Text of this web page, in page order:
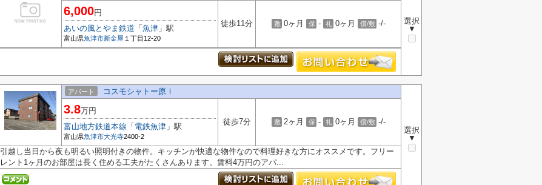
選択
▼
6,000円
あいの風とやま鉄道 「 魚津 」駅
富山県魚津市新金屋 １丁目12-20
徒歩11分 敷 0ヶ月 保 - 礼 0ヶ月 償/敷 -/-
アパート コスモシャトー原Ⅰ
選択
▼
3.8万円
富山地方鉄道本線 「 電鉄魚津 」駅
富山県魚津市大光寺2400-2
徒歩7分 敷 2ヶ月 保 - 礼 0ヶ月 償/敷 -/-
引越し当日から夜も明るい照明付きの物件。キッチンが快適な物件なので料理好きな方にオススメです。フリー
レント1ヶ月のお部屋は長く住める工夫がたくさんあります。賃料4万円のアパ...